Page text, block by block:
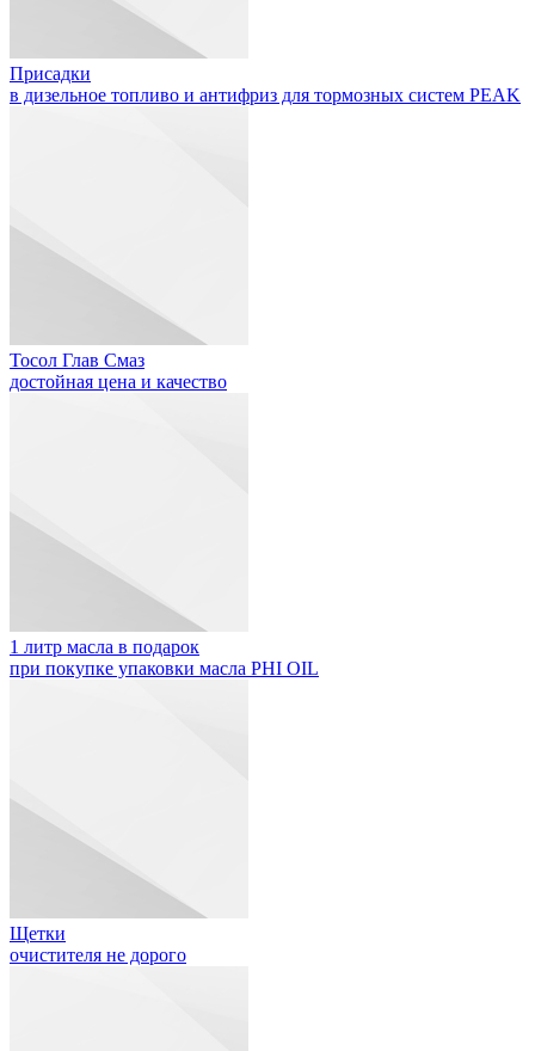
Присадки
в дизельное топливо и антифриз для тормозных систем PEAK
Тосол Глав Смаз
достойная цена и качество
1 литр масла в подарок
при покупке упаковки масла PHI OIL
Щетки
очистителя не дорого